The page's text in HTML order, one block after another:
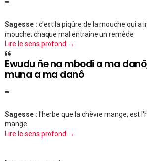
""
Sagesse : c'est la piqûre de la mouche qui a
mouche; chaque mal entraine un remède
Lire le sens profond →
Ewudu ñe na mbodi a ma
muna a ma danô
""
Sagesse : l'herbe que la chèvre mange, est
mange
Lire le sens profond →